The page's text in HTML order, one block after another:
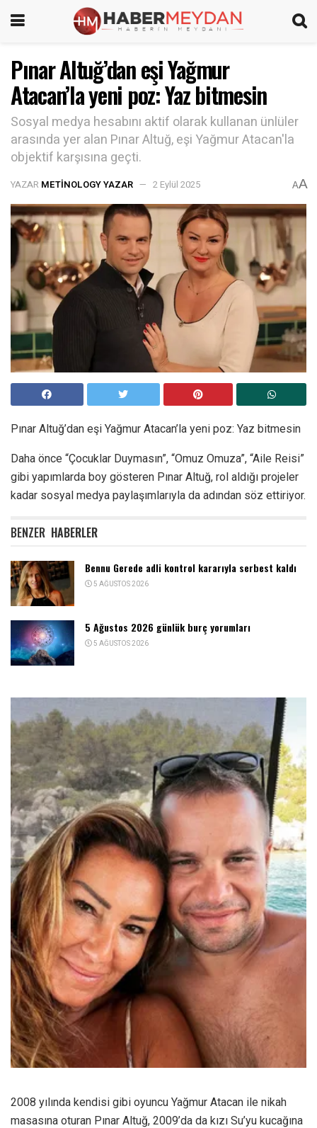
Pınar Altuğ’dan eşi Yağmur
Atacan’la yeni poz: Yaz bitmesin
Sosyal medya hesabını aktif olarak kullanan ünlüler
arasında yer alan Pınar Altuğ, eşi Yağmur Atacan'la
objektif karşısına geçti.
YAZAR METINOLOGY YAZAR 2 Eylül 2025 AA
Pınar Altuğ’dan eşi Yağmur Atacan’la yeni poz: Yaz bitmesin
Daha önce “Çocuklar Duymasın”, “Omuz Omuza”, “Aile Reisi”
gibi yapımlarda boy gösteren Pınar Altuğ, rol aldığı projeler
kadar sosyal medya paylaşımlarıyla da adından söz ettiriyor.
BENZER HABERLER
Bennu Gerede adli kontrol kararıyla serbest kaldı
5 AĞUSTOS 2026
5 Ağustos 2026 günlük burç yorumları
5 AĞUSTOS 2026
2008 yılında kendisi gibi oyuncu Yağmur Atacan ile nikah
masasına oturan Pınar Altuğ, 2009’da da kızı Su’yu kucağına